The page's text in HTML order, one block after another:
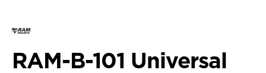
RAM-B-101 Universal